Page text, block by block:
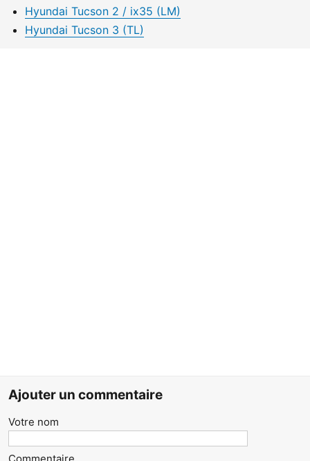
Hyundai Tucson 2 / ix35 (LM)
Hyundai Tucson 3 (TL)
Ajouter un commentaire
Votre nom